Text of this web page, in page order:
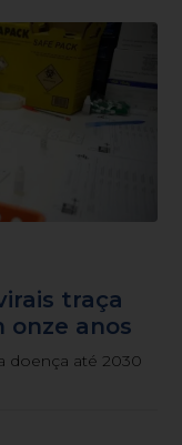
traça
onze anos
doença até 2030